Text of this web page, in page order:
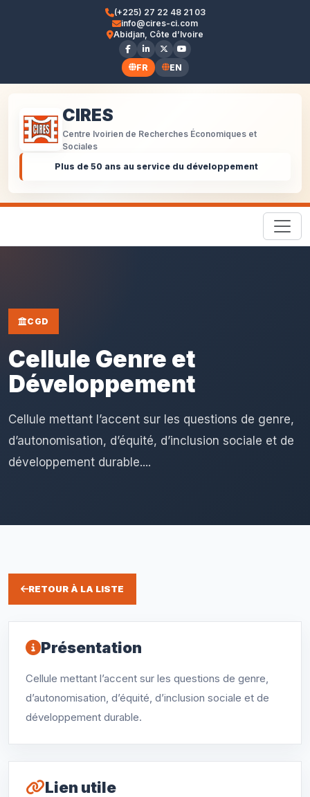
(+225) 27 22 48 21 03
info@cires-ci.com
Abidjan, Côte d’Ivoire
FR EN
CIRES
Centre Ivoirien de Recherches Économiques et
Sociales
Plus de 50 ans au service du développement
CGD
Cellule Genre et
Développement
Cellule mettant l’accent sur les questions de genre,
d’autonomisation, d’équité, d’inclusion sociale et de
développement durable....
RETOUR À LA LISTE
Présentation
Cellule mettant l’accent sur les questions de genre,
d’autonomisation, d’équité, d’inclusion sociale et de
développement durable.
Lien utile